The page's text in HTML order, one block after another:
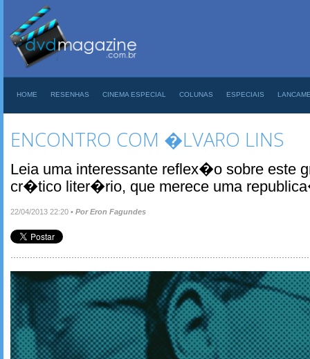
HOME RESENHAS CINEMA ESPECIAL COLUNAS ESPECIAIS
ENCONTRO COM �LVARO LINS
Leia uma interessante reflex�o sobre este
cr�tico liter�rio, que merece uma
22/04/2013 22:20 • Por Eron Fagundes